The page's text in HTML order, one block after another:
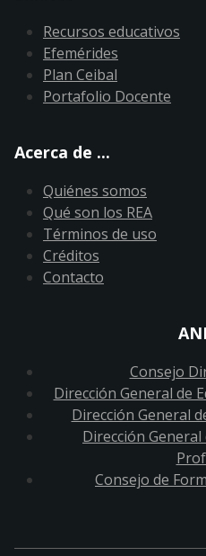
Recursos educativos
Efemérides
Plan Ceibal
Portafolio Docente
Acerca de ...
Quiénes somos
Qué son los REA
Términos de uso
Créditos
Contacto
Consejo
Dirección General de
Dirección General
Dirección General
Consejo de